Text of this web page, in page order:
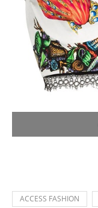
ACCESS FASHION